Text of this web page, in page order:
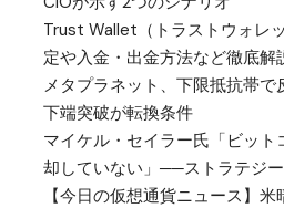
Trust Wallet（トラストウォレ
定や入金・出金方法など徹底解
メタプラネット、下限抵抗帯
下端突破が転換条件
マイケル・セイラー氏「ビット
却していない」──ストラテジ
【今日の仮想通貨ニュース】